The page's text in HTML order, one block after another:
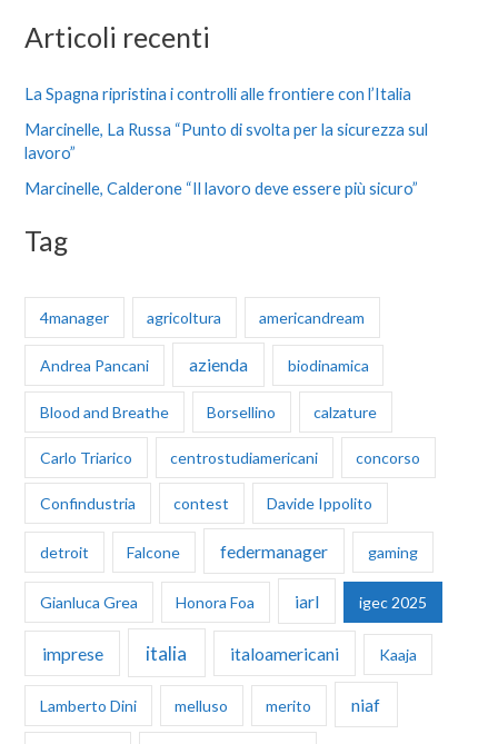
r
a
:
Articoli recenti
La Spagna ripristina i controlli alle frontiere con l’Italia
Marcinelle, La Russa “Punto di svolta per la sicurezza sul
lavoro”
Marcinelle, Calderone “Il lavoro deve essere più sicuro”
Tag
4manager agricoltura americandream
Andrea Pancani azienda biodinamica
Blood and Breathe Borsellino calzature
Carlo Triarico centrostudiamericani concorso
Confindustria contest Davide Ippolito
detroit Falcone federmanager gaming
Gianluca Grea Honora Foa iarl igec 2025
imprese italia italoamericani Kaaja
Lamberto Dini melluso merito niaf